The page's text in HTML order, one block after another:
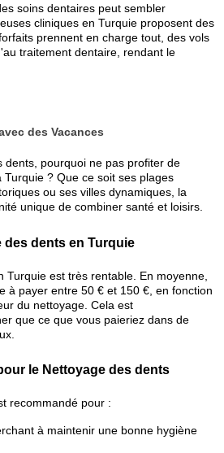
soins dentaires peut sembler
cliniques en Turquie proposent des
prennent en charge tout, des vols
traitement dentaire, rendant le
des Vacances
dents, pourquoi ne pas profiter de
? Que ce soit ses plages
ou ses villes dynamiques, la
unique de combiner santé et loisirs.
des dents en Turquie
Turquie est très rentable. En moyenne,
à payer entre 50 € et 150 €, en fonction
du nettoyage. Cela est
que ce que vous paieriez dans de
le Nettoyage des dents
recommandé pour :
à maintenir une bonne hygiène